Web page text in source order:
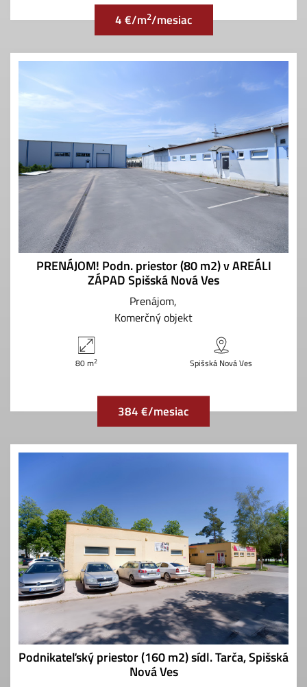
4 €/m2/mesiac
PRENÁJOM! Podn. priestor (80 m2) v AREÁLI
ZÁPAD Spišská Nová Ves
Prenájom
Komerčný objekt
80 m2 Spišská Nová Ves
384 €/mesiac
Podnikateľský priestor (160 m2) sídl. Tarča, Spišská
Nová Ves